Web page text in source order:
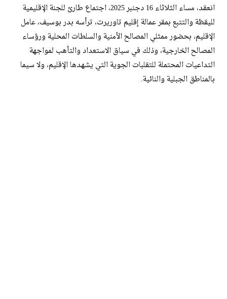
انعقد، مساء الثلاثاء 16 دجنبر 2025، اجتماع طارئ للجنة الإقليمية
لليقظة والتتبع بمقر عمالة إقليم تاوريرت، ترأسه بدر بوسيف، عامل
الإقليم، بحضور ممثلي المصالح الأمنية والسلطات المحلية ورؤساء
المصالح الخارجية، وذلك في سياق الاستعداد والتأهب لمواجهة
التداعيات المحتملة للتقلبات الجوية التي يشهدها الإقليم، ولا سيما
بالمناطق الجبلية والنائية.